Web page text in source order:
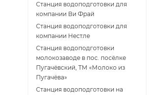
Станция водоподготовки для
компании Ви Фрай
Станция водоподготовки для
компании Нестле
Станция водоподготовки
молокозаводе в пос. посёлке
Пугачёвский, ТМ «Молоко из
Пугачёва»
Станция водоподготовки на